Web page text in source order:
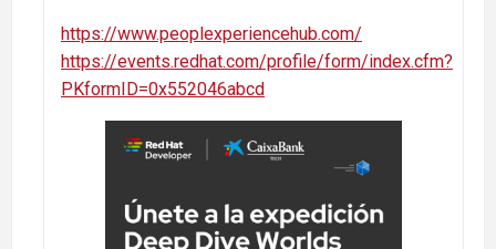
https://www.peoplexperiencehub.com/
https://events.redhat.com/profile/form/index.cfm?
PKformID=0x552046abcd